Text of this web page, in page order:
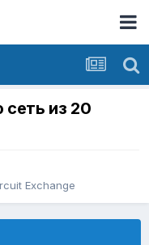
из 20
Exchange